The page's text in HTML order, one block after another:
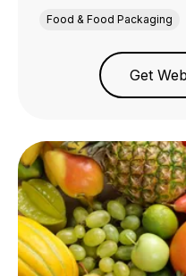
Food & Food Packaging
Get